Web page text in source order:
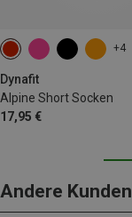
+4
Dynafit
Alpine Short Socken
17,95 €
39|40|41|42
Andere